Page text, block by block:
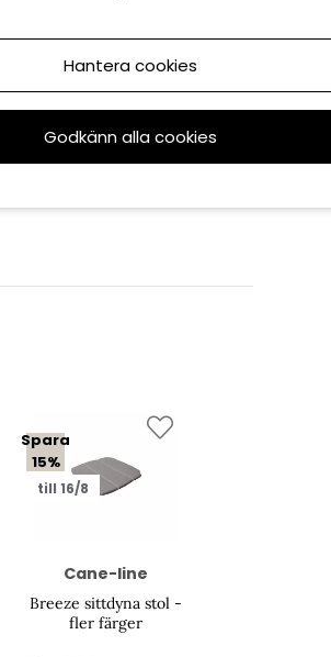
Spara
15%
till 16/8
Cane-line
Breeze sittdyna stol -
fler färger
Hantera cookies
Godkänn alla cookies